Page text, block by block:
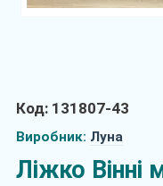
Код: 131807-43
Виробник: Луна
Ліжко Вінні